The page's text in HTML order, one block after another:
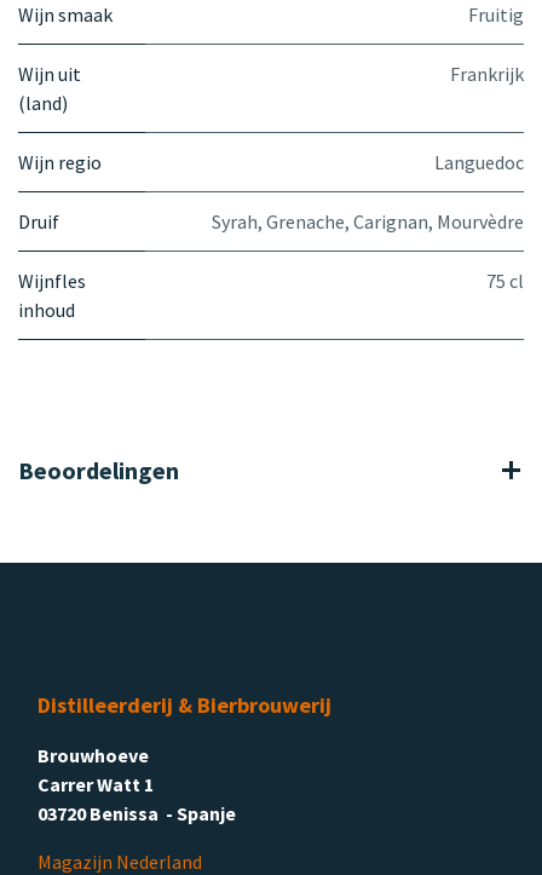
Wijn smaak Fruitig
Wijn uit
(land)
Frankrijk
Wijn regio Languedoc
Druif Syrah, Grenache, Carignan, Mourvèdre
Wijnfles
inhoud
75 cl
Beoordelingen
Distilleerderij & Bierbrouwerij
Brouwhoeve
Carrer Watt 1
03720 Benissa - Spanje
Magazijn Nederland